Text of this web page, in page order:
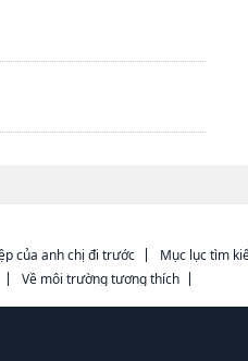
của anh chị đi trước Mục lục tìm
Về môi trường tương thích